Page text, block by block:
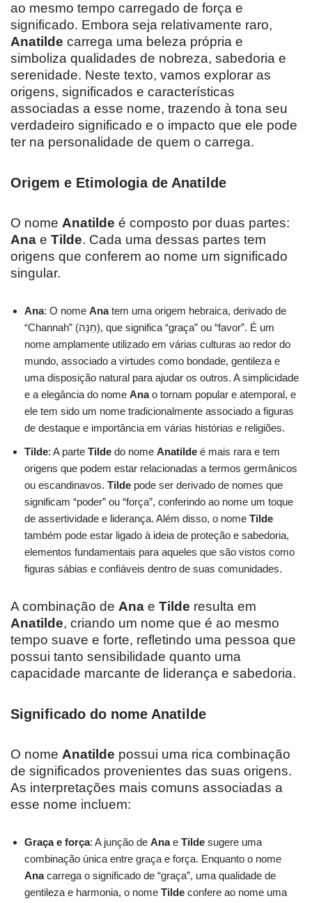
ao mesmo tempo carregado de força e
significado. Embora seja relativamente raro,
Anatilde carrega uma beleza própria e
simboliza qualidades de nobreza, sabedoria e
serenidade. Neste texto, vamos explorar as
origens, significados e características
associadas a esse nome, trazendo à tona seu
verdadeiro significado e o impacto que ele pode
ter na personalidade de quem o carrega.
Origem e Etimologia de Anatilde
O nome Anatilde é composto por duas partes:
Ana e Tilde. Cada uma dessas partes tem
origens que conferem ao nome um significado
singular.
Ana: O nome Anatem uma origem hebraica, derivado de
“Channah” (חַנָּה), que significa “graça” ou “favor”. É um
nome amplamente utilizado em várias culturas ao redor do
mundo, associado a virtudes como bondade, gentileza e
uma disposição natural para ajudar os outros. A simplicidade
e a elegância do nome Anao tornam popular e atemporal, e
ele tem sido um nome tradicionalmente associado a figuras
de destaque e importância em várias histórias e religiões.
Tilde: A parte Tilde do nome Anatilde é mais rara e tem
origens que podem estar relacionadas a termos germânicos
ou escandinavos. Tilde pode ser derivado de nomes que
significam “poder” ou “força”, conferindo ao nome um toque
de assertividade e liderança. Além disso, o nome Tilde
também pode estar ligado à ideia de proteção e sabedoria,
elementos fundamentais para aqueles que são vistos como
figuras sábias e confiáveis dentro de suas comunidades.
A combinação de Ana e Tilde resulta em
Anatilde, criando um nome que é ao mesmo
tempo suave e forte, refletindo uma pessoa que
possui tanto sensibilidade quanto uma
capacidade marcante de liderança e sabedoria.
Significado do nome Anatilde
O nome Anatilde possui uma rica combinação
de significados provenientes das suas origens.
As interpretações mais comuns associadas a
esse nome incluem:
Graça e força: A junção de Anae Tilde sugere uma
combinação única entre graça e força. Enquanto o nome
Anacarrega o significado de “graça”, uma qualidade de
gentileza e harmonia, o nome Tilde confere ao nome uma